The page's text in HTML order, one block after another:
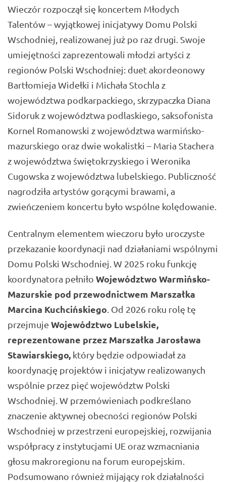
Wieczór rozpoczął się koncertem Młodych
Talentów – wyjątkowej inicjatywy Domu Polski
Wschodniej, realizowanej już po raz drugi. Swoje
umiejętności zaprezentowali młodzi artyści z
regionów Polski Wschodniej: duet akordeonowy
Bartłomieja Widełki i Michała Stochla z
województwa podkarpackiego, skrzypaczka Diana
Sidoruk z województwa podlaskiego, saksofonista
Kornel Romanowski z województwa warmińsko-
mazurskiego oraz dwie wokalistki – Maria Stachera
z województwa świętokrzyskiego i Weronika
Cugowska z województwa lubelskiego. Publiczność
nagrodziła artystów gorącymi brawami, a
zwieńczeniem koncertu było wspólne kolędowanie.
Centralnym elementem wieczoru było uroczyste
przekazanie koordynacji nad działaniami wspólnymi
Domu Polski Wschodniej. W 2025 roku funkcję
koordynatora pełniło Województwo Warmińsko-
Mazurskie pod przewodnictwem Marszałka
Marcina Kuchcińskiego . Od 2026 roku rolę tę
przejmuje Województwo Lubelskie,
reprezentowane przez Marszałka Jarosława
Stawiarskiego, który będzie odpowiadał za
koordynację projektów i inicjatyw realizowanych
wspólnie przez pięć województw Polski
Wschodniej. W przemówieniach podkreślano
znaczenie aktywnej obecności regionów Polski
Wschodniej w przestrzeni europejskiej, rozwijania
współpracy z instytucjami UE oraz wzmacniania
głosu makroregionu na forum europejskim.
Podsumowano również mijający rok działalności